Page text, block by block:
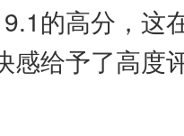
的高分，这
给予了高度